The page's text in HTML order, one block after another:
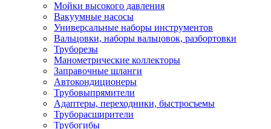
Мойки высокого давления
Вакуумные насосы
Универсальные наборы инструментов
Вальцовки, наборы вальцовок, разбортовки
Труборезы
Манометрические коллекторы
Заправочные шланги
Автокондиционеры
Трубовыпрямители
Адаптеры, переходники, быстросъемы
Труборасширители
Трубогибы